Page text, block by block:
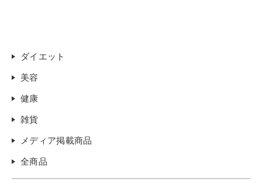
ダイエット
美容
健康
雑貨
メディア掲載商品
全商品